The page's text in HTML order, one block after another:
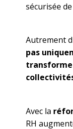
sécurisée
Autrement
pas
transforme
Avec la
RH